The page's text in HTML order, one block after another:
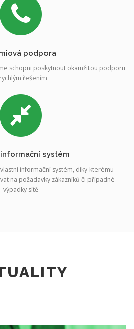
podpora
schopni poskytnout okamžitou podporu
řešením
systém
informační systém, díky kterému
na požadavky zákazníků či případné
výpadky sítě